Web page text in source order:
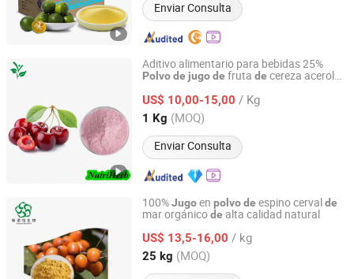
Enviar Consulta
Aditivo alimentario para bebidas 25%
Polvode jugode fruta de cereza acerola
US$ 10,00-15,00 / Kg
1 Kg (MOQ)
Enviar Consulta
Nanjing NutriHerb BioTech Co., Ltd.
Jiangsu, China Desde 2022
100%Jugoen polvode espino cervalde
mar orgánicode alta calidad natural
US$ 13,5-16,00 / kg
25 kg (MOQ)
Fufeng Sinuote Biotechnology Co., Ltd
Shaanxi, China Desde 2015